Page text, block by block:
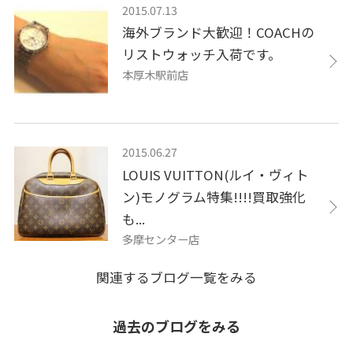
2015.07.13
海外ブランド大歓迎！COACHの
リストウォッチ入荷です。
本厚木駅前店
2015.06.27
LOUIS VUITTON(ルイ・ヴィト
ン)モノグラム特集!!!!買取強化
も...
多摩センター店
関連するブログ一覧をみる
過去のブログをみる